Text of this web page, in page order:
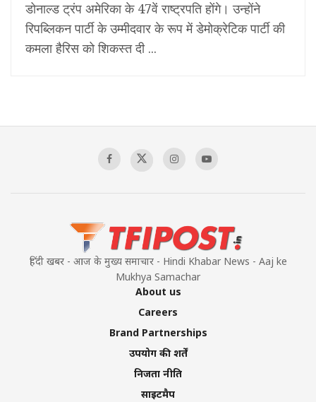
डोनाल्ड ट्रंप अमेरिका के 47वें राष्ट्रपति होंगे। उन्होंने
रिपब्लिकन पार्टी के उम्मीदवार के रूप में डेमोक्रेटिक पार्टी की
कमला हैरिस को शिकस्त दी ...
हिंदी खबर - आज के मुख्य समाचार - Hindi Khabar News - Aaj ke
Mukhya Samachar
About us
Careers
Brand Partnerships
उपयोग की शर्तें
निजता नीति
साइटमैप